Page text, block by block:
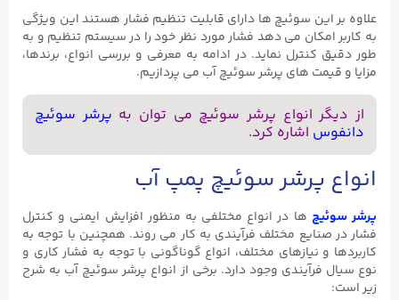
علاوه بر این سوئیچ ها دارای قابلیت تنظیم فشار هستند این ویژگی
به کاربر امکان می دهد فشار مورد نظر خود را در سیستم تنظیم و به
طور دقیق کنترل نماید. در ادامه به معرفی و بررسی انواع، برندها،
مزایا و قیمت های پرشر سوئیچ آب می پردازیم.
از دیگر انواع پرشر سوئیچ می توان به پرشر سوئیچ
دانفوس اشاره کرد.
انواع پرشر سوئیچ پمپ آب
پرشر سوئیچ ها در انواع مختلفی به منظور افزایش ایمنی و کنترل
فشار در صنایع مختلف فرآیندی به کار می روند. همچنین با توجه به
کاربردها و نیازهای مختلف، انواع گوناگونی با توجه به فشار کاری و
نوع سیال فرآیندی وجود دارد. برخی از انواع پرشر سوئیچ آب به شرح
زیر است: